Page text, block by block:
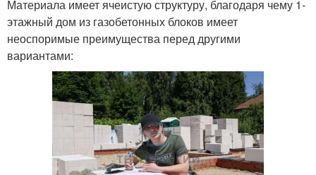
Материала имеет ячеистую структуру, благодаря чему 1-
этажный дом из газобетонных блоков имеет
неоспоримые преимущества перед другими
вариантами: